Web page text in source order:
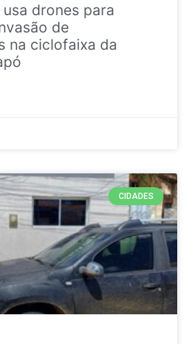
usa drones para
de
na ciclofaixa da
CIDADES